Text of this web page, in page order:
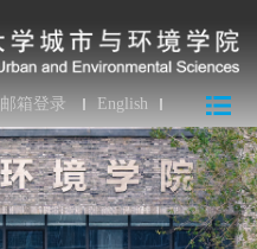
邮箱登录 English